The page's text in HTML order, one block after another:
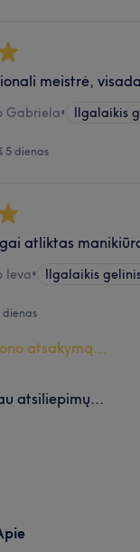
meistrė,
Gabriela• Ilgalaikis
5 dienas
atliktas
Ieva• Ilgalaikis
dienas
atsakymą...
atsiliepimų...